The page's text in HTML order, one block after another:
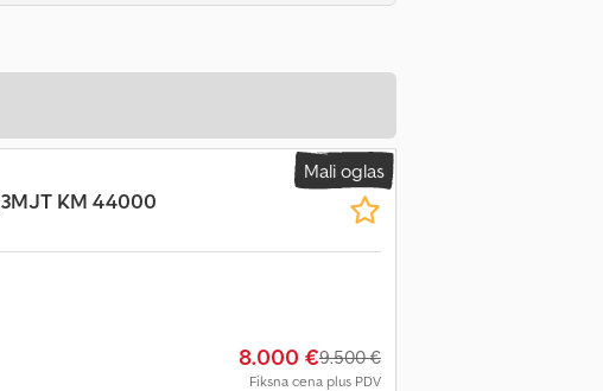
Mali oglas
KM 44000
8.000 €9.500 €
Fiksna cena plus PDV